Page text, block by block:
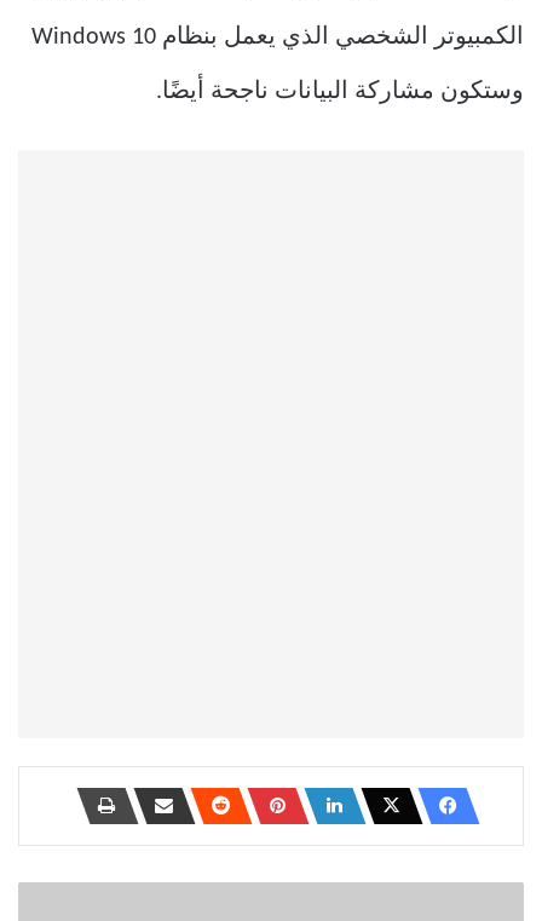
الكمبيوتر الشخصي الذي يعمل بنظام Windows 10
وستكون مشاركة البيانات ناجحة أيضًا.